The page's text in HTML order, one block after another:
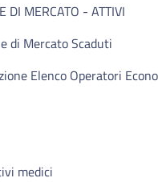
DI MERCATO - ATTIVI
di Mercato Scaduti
Elenco Operatori
medici